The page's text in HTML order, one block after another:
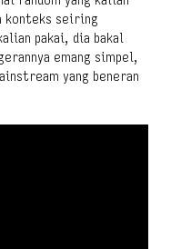
konteks seiring
pakai, dia bakal
emang simpel,
yang beneran